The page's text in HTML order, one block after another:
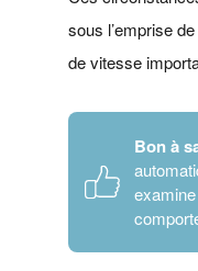
sous l’emprise
de vitesse
Bon à